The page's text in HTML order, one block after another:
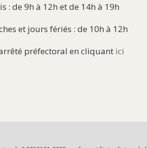
: de 9h à 12h et de 14h à 19h
et jours fériés : de 10h à 12h
préfectoral en cliquant ici